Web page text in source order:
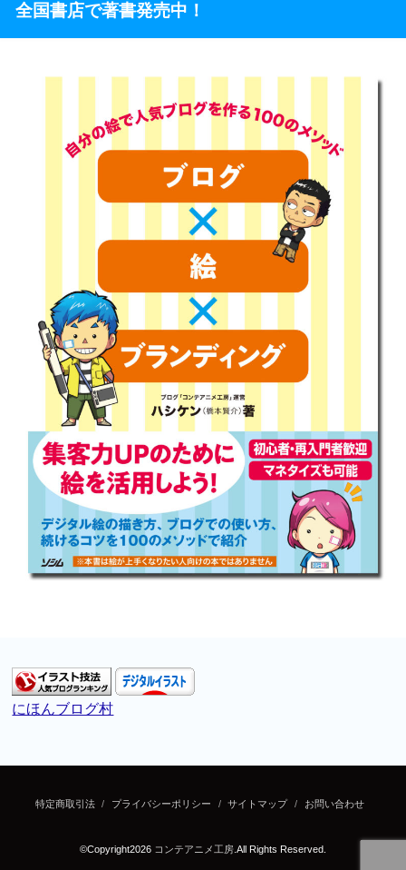
全国書店で著書発売中！
にほんブログ村
特定商取引法 プライバシーポリシー サイトマップ お問い合わせ
©Copyright2026 コンテアニメ工房.All Rights Reserved.